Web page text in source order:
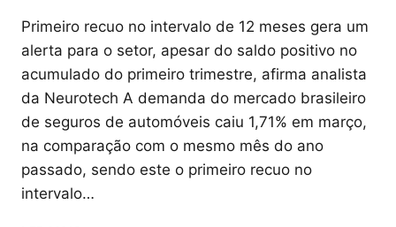
Primeiro recuo no intervalo de 12 meses gera um
alerta para o setor, apesar do saldo positivo no
acumulado do primeiro trimestre, afirma analista
da Neurotech A demanda do mercado brasileiro
de seguros de automóveis caiu 1,71% em março,
na comparação com o mesmo mês do ano
passado, sendo este o primeiro recuo no
intervalo…